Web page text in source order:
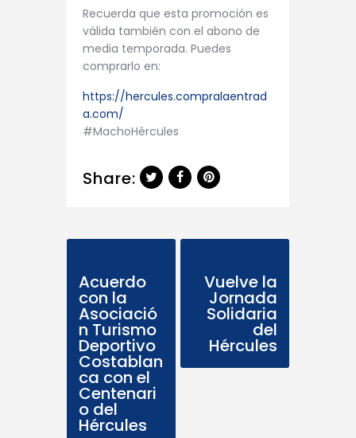
Recuerda que esta promoción es
válida también con el abono de
media temporada. Puedes
comprarlo en:
https://hercules.compralaentrad
a.com/
#MachoHércules
Share:
Acuerdo
con la
Asociació
n Turismo
Deportivo
Costablan
ca con el
Centenari
o del
Hércules
Vuelve la
Jornada
Solidaria
del
Hércules